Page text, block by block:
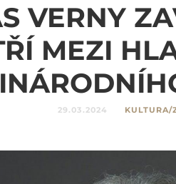
VERNY
MEZI
29.03.2024 KULTURA/